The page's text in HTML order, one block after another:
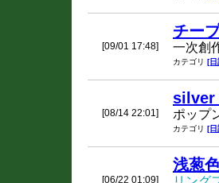
[09/01 17:48]
チー
一次創
カテゴリ [日
[08/14 22:01]
silver
ポップ
カテゴリ [日
[06/22 01:09]
浅葱